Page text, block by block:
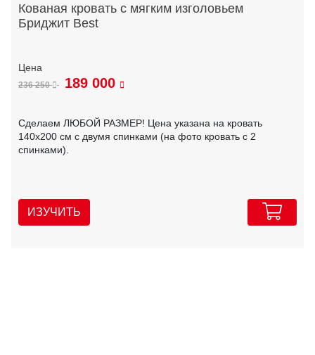
Кованая кровать с мягким изголовьем
Бриджит Best
236 250 189 000
Сделаем ЛЮБОЙ РАЗМЕР! Цена указана на кровать
140х200 см с двумя спинками (на фото кровать с 2
спинками).
ИЗУЧИТЬ